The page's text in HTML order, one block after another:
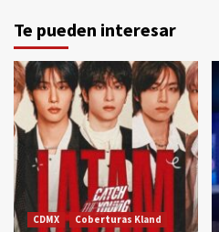
Te pueden interesar
CDMX
Coberturas Kland